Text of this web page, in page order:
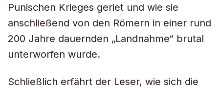
Punischen Krieges geriet und wie sie
anschließend von den Römern in einer rund
200 Jahre dauernden „Landnahme“ brutal
unterworfen wurde.
Schließlich erfährt der Leser, wie sich die